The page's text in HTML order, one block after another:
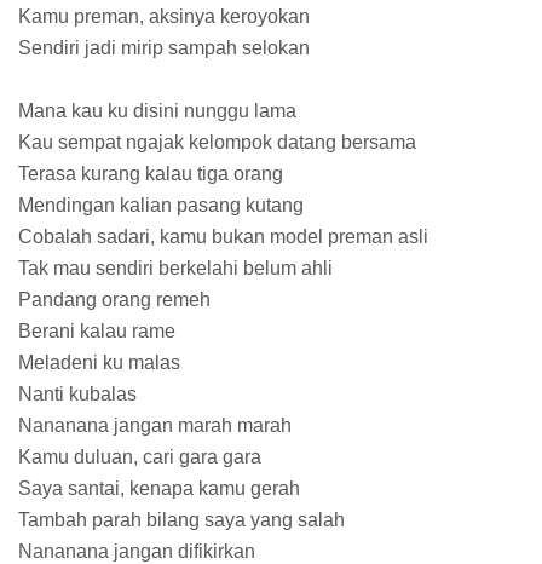
Kamu preman, aksinya keroyokan
Sendiri jadi mirip sampah selokan
Mana kau ku disini nunggu lama
Kau sempat ngajak kelompok datang bersama
Terasa kurang kalau tiga orang
Mendingan kalian pasang kutang
Cobalah sadari, kamu bukan model preman asli
Tak mau sendiri berkelahi belum ahli
Pandang orang remeh
Berani kalau rame
Meladeni ku malas
Nanti kubalas
Nananana jangan marah marah
Kamu duluan, cari gara gara
Saya santai, kenapa kamu gerah
Tambah parah bilang saya yang salah
Nananana jangan difikirkan